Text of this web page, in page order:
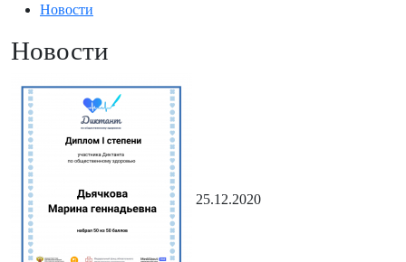
Новости
Новости
25.12.2020